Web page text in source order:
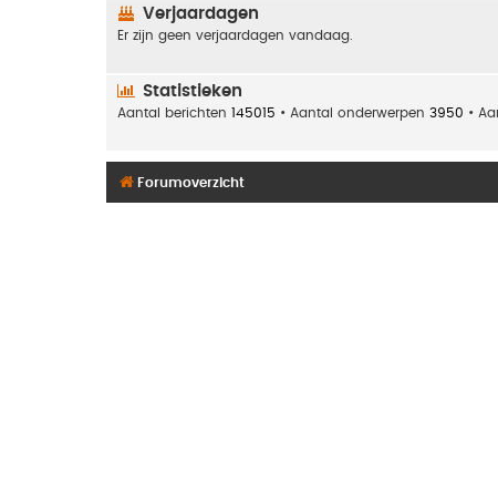
Verjaardagen
Er zijn geen verjaardagen vandaag.
Statistieken
Aantal berichten 145015 • Aantal onderwerpen 3950 •
Forumoverzicht